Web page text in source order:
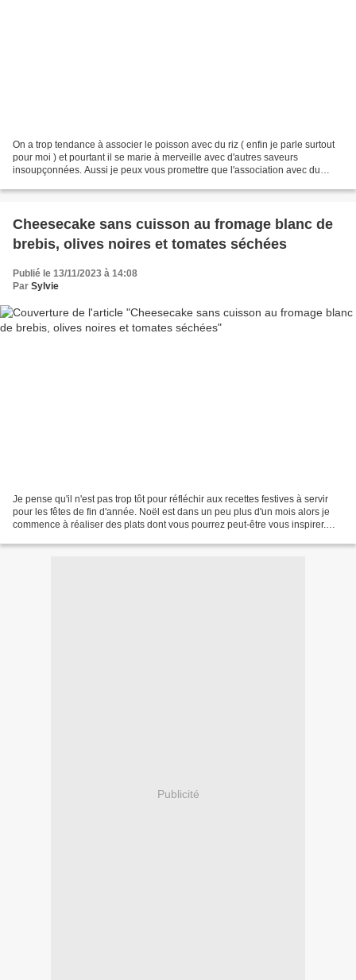
On a trop tendance à associer le poisson avec du riz ( enfin je parle surtout
pour moi ) et pourtant il se marie à merveille avec d'autres saveurs
insoupçonnées. Aussi je peux vous promettre que l'association avec du
Cheesecake sans cuisson au fromage blanc de
brebis, olives noires et tomates séchées
Publié le 13/11/2023 à 14:08
Par Sylvie
Je pense qu'il n'est pas trop tôt pour réfléchir aux recettes festives à servir
pour les fêtes de fin d'année. Noël est dans un peu plus d'un mois alors je
commence à réaliser des plats dont vous pourrez peut-être vous inspirer.
Publicité